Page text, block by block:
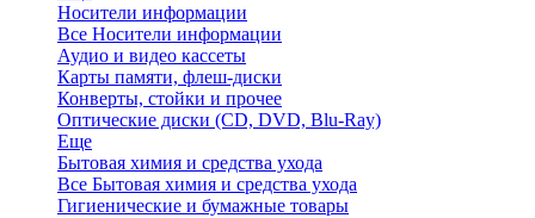
Носители информации
Все Носители информации
Аудио и видео кассеты
Карты памяти, флеш-диски
Конверты, стойки и прочее
Оптические диски (CD, DVD, Blu-Ray)
Еще
Бытовая химия и средства ухода
Все Бытовая химия и средства ухода
Гигиенические и бумажные товары